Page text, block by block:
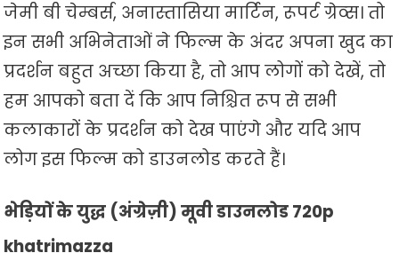
जेमी बी चेम्बर्स, अनास्तासिया मार्टिन, रूपर्ट ग्रेव्स। तो
इन सभी अभिनेताओं ने फिल्म के अंदर अपना खुद का
प्रदर्शन बहुत अच्छा किया है, तो आप लोगों को देखें, तो
हम आपको बता दें कि आप निश्चित रूप से सभी
कलाकारों के प्रदर्शन को देख पाएंगे और यदि आप
लोग इस फिल्म को डाउनलोड करते हैं।
भेड़ियों के युद्ध (अंग्रेज़ी) मूवी डाउनलोड 720p
khatrimazza